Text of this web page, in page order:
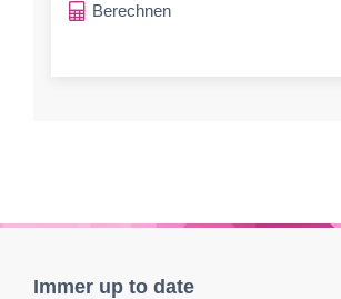
Berechnen
Immer up to date